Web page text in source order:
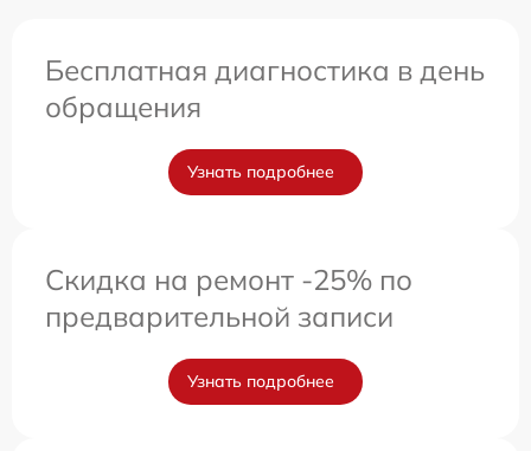
Бесплатная диагностика в день
обращения
Узнать подробнее
Скидка на ремонт -25% по
предварительной записи
Узнать подробнее